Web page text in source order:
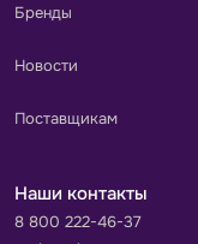
Бренды
Новости
Поставщикам
Наши контакты
8 800 222-46-37